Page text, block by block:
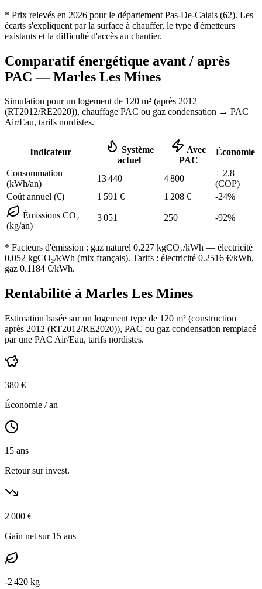
* Prix relevés en 2026 pour le département Pas-De-Calais (62). Les
écarts s'expliquent par la surface à chauffer, le type d'émetteurs
existants et la difficulté d'accès au chantier.
Comparatif énergétique avant / après
PAC —Marles Les Mines
Simulation pour un logement de 120 m² (après 2012
(RT2012/RE2020)), chauffage PAC ou gaz condensation → PAC
Air/Eau, tarifs nordistes.
Indicateur
Système
actuel
Avec
PAC
Économie
Consommation
(kWh/an)
13 440 4 800
÷ 2.8
(COP)
Coût annuel (€)
1 591 € 1 208 € -24%
Émissions CO₂
(kg/an)
3 051 250 -92%
* Facteurs d'émission : gaz naturel 0,227 kgCO₂/kWh — électricité
0,052 kgCO₂/kWh (mix français). Tarifs : électricité 0.2516 €/kWh,
gaz 0.1184 €/kWh.
Rentabilité à Marles Les Mines
Estimation basée sur un logement type de 120 m² (construction
après 2012 (RT2012/RE2020)), PAC ou gaz condensation remplacé
par une PAC Air/Eau, tarifs nordistes.
380 €
Économie / an
15 ans
Retour sur invest.
2 000 €
Gain net sur 15 ans
-2 420 kg